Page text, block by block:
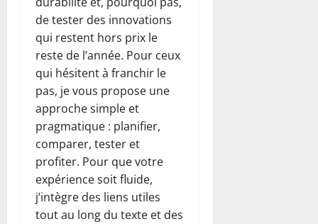
de tester des innovations
qui restent hors prix le
reste de l’année. Pour ceux
qui hésitent à franchir le
pas, je vous propose une
approche simple et
pragmatique : planifier,
comparer, tester et
profiter. Pour que votre
expérience soit fluide,
j’intègre des liens utiles
tout au long du texte et des